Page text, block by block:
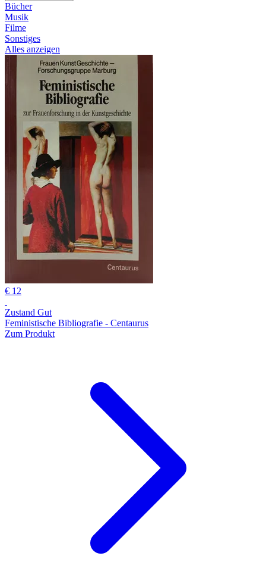
Bücher
Musik
Filme
Sonstiges
Alles anzeigen
€ 12
Zustand Gut
Feministische Bibliografie - Centaurus
Zum Produkt